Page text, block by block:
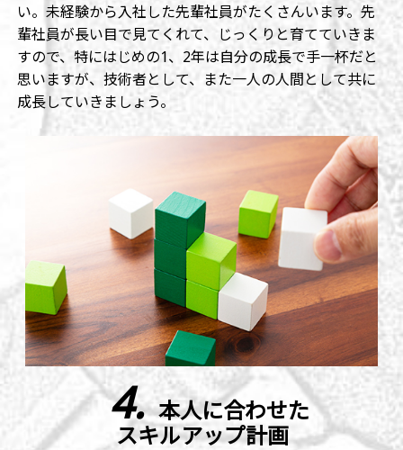
い。未経験から入社した先輩社員がたくさんいます。先
輩社員が長い目で見てくれて、じっくりと育てていきま
すので、特にはじめの1、2年は自分の成長で手一杯だと
思いますが、技術者として、また一人の人間として共に
成長していきましょう。
4. 本人に合わせた
スキルアップ計画